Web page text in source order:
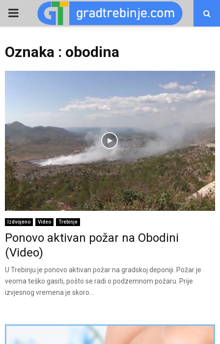
PRIMARY
Oznaka : obodina
Izdvojeno Video Trebinje
Ponovo aktivan požar na Obodini
(Video)
U Trebinju je ponovo aktivan požar na gradskoj deponiji. Požar je
veoma teško gasiti, pošto se radi o podzemnom požaru. Prije
izvjesnog vremena je skoro...